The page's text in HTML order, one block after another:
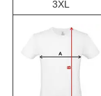
3XL